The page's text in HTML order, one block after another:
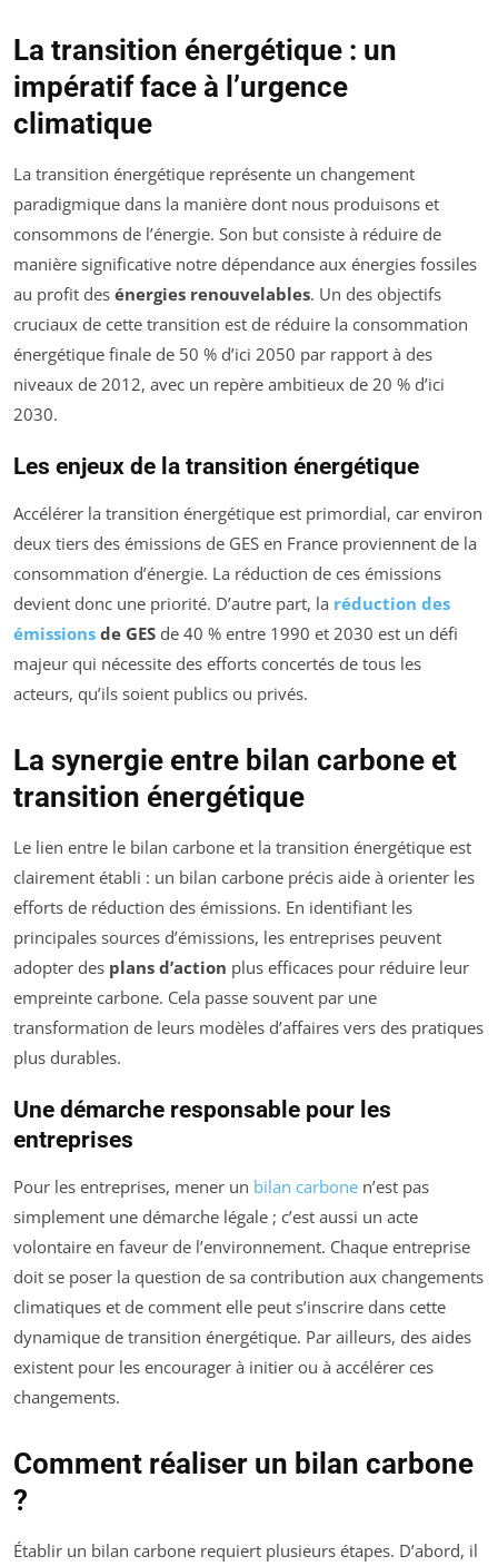
La transition énergétique : un
impératif face à l’urgence
climatique
La transition énergétique représente un changement
paradigmique dans la manière dont nous produisons et
consommons de l’énergie. Son but consiste à réduire de
manière significative notre dépendance aux énergies fossiles
au profit des énergies renouvelables. Un des objectifs
cruciaux de cette transition est de réduire la consommation
énergétique finale de 50 % d’ici 2050 par rapport à des
niveaux de 2012, avec un repère ambitieux de 20 % d’ici
2030.
Les enjeux de la transition énergétique
Accélérer la transition énergétique est primordial, car environ
deux tiers des émissions de GES en France proviennent de la
consommation d’énergie. La réduction de ces émissions
devient donc une priorité. D’autre part, la réduction des
émissions de GES de 40 % entre 1990 et 2030 est un défi
majeur qui nécessite des efforts concertés de tous les
acteurs, qu’ils soient publics ou privés.
La synergie entre bilan carbone et
transition énergétique
Le lien entre le bilan carbone et la transition énergétique est
clairement établi : un bilan carbone précis aide à orienter les
efforts de réduction des émissions. En identifiant les
principales sources d’émissions, les entreprises peuvent
adopter des plans d’action plus efficaces pour réduire leur
empreinte carbone. Cela passe souvent par une
transformation de leurs modèles d’affaires vers des pratiques
plus durables.
Une démarche responsable pour les
entreprises
Pour les entreprises, mener un bilan carbone n’est pas
simplement une démarche légale ; c’est aussi un acte
volontaire en faveur de l’environnement. Chaque entreprise
doit se poser la question de sa contribution aux changements
climatiques et de comment elle peut s’inscrire dans cette
dynamique de transition énergétique. Par ailleurs, des aides
existent pour les encourager à initier ou à accélérer ces
changements.
Comment réaliser un bilan carbone
?
Établir un bilan carbone requiert plusieurs étapes. D’abord, il